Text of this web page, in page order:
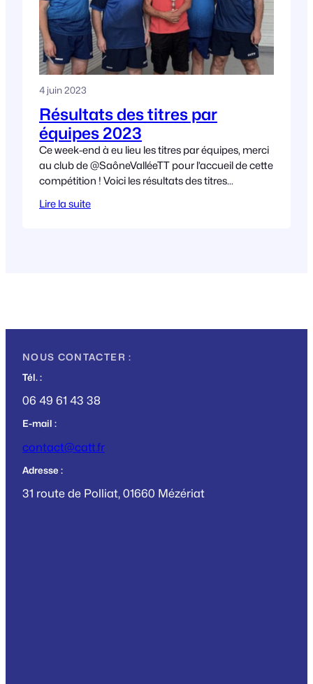
4 juin 2023
Résultats des titres par
équipes 2023
Ce week-end à eu lieu les titres par équipes, merci
au club de @SaôneValléeTT pour l’accueil de cette
compétition ! Voici les résultats des titres
Lire la suite
NOUS CONTACTER :
Tél. :
06 49 61 43 38
E-mail :
contact@catt.fr
Adresse :
31 route de Polliat, 01660 Mézériat